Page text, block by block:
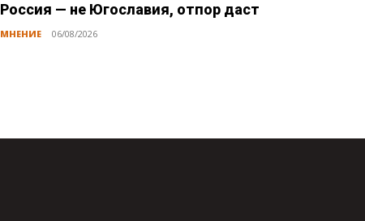
Россия — не Югославия, отпор даст
МНЕНИЕ 06/08/2026